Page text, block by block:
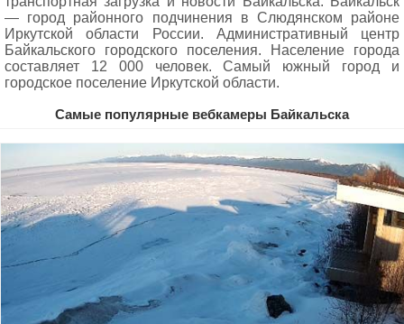
— город районного подчинения в Слюдянском районе
Иркутской области России. Административный центр
Байкальского городского поселения. Население города
составляет 12 000 человек. Самый южный город и
городское поселение Иркутской области.
Самые популярные вебкамеры Байкальска